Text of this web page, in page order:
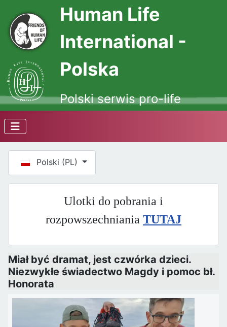
Human Life
International -
Polska
Polski serwis pro-life
Wybierz swój język
Polski (PL)
Ulotki do pobrania i
rozpowszechniania TUTAJ
Miał być dramat, jest czwórka dzieci.
Niezwykłe świadectwo Magdy i pomoc bł.
Honorata